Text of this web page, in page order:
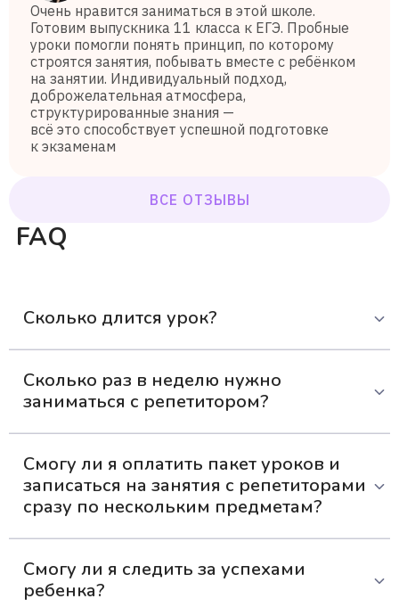
Очень нравится заниматься в этой школе.
Готовим выпускника 11 класса к ЕГЭ. Пробные
уроки помогли понять принцип, по которому
строятся занятия, побывать вместе с ребёнком
на занятии. Индивидуальный подход,
доброжелательная атмосфера,
структурированные знания —
всё это способствует успешной подготовке
к экзаменам
ВСЕ ОТЗЫВЫ
FAQ
Сколько длится урок?
оптимальное время, чтобы ученик мог усвоить материал
и не устать.
Сколько раз в неделю нужно
заниматься с репетитором?
раза в неделю. Так ребенок сможет в комфортном темпе
осваивать учебный материал — без долгих пауз и
чрезмерной нагрузки.
Смогу ли я оплатить пакет уроков и
записаться на занятия с репетиторами
сразу по нескольким предметам?
считаете нужным. Например, взять пакет из 16 занятий и
выбрать 2 урока математики, 6 — английского и 6 —
Смогу ли я следить за успехами
ребенка?